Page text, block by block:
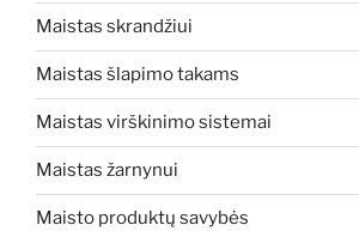
Maistas skrandžiui
Maistas šlapimo takams
Maistas virškinimo sistemai
Maistas žarnynui
Maisto produktų savybės